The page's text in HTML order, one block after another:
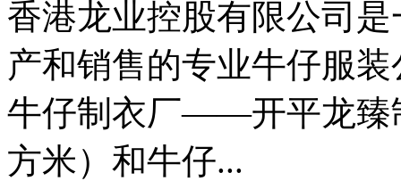
香港龙业控股有限公司
产和销售的专业牛仔服
牛仔制衣厂——开平龙臻
方米）和牛仔...